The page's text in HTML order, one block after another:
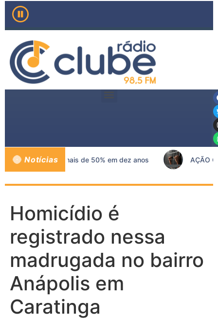
Notícias
SUS crescem mais de 50% em dez anos AÇÃO
Homicídio é
registrado nessa
madrugada no bairro
Anápolis em
Caratinga